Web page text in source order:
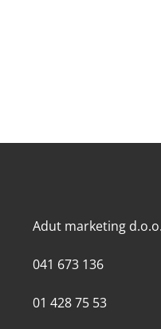
Adut marketing
041 673 136
01 428 75 53